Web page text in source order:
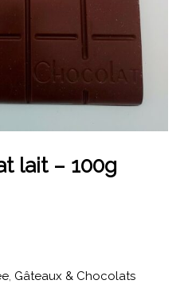
lait – 100g
, Gâteaux & Chocolats